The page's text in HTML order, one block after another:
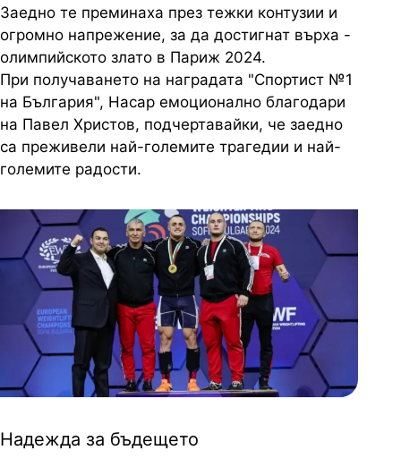
Заедно те преминаха през тежки контузии и
огромно напрежение, за да достигнат върха -
олимпийското злато в Париж 2024.
При получаването на наградата "Спортист №1
на България", Насар емоционално благодари
на Павел Христов, подчертавайки, че заедно
са преживели най-големите трагедии и най-
големите радости.
Надежда за бъдещето